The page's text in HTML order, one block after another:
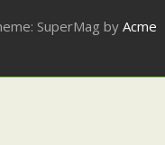
SuperMag byAcme